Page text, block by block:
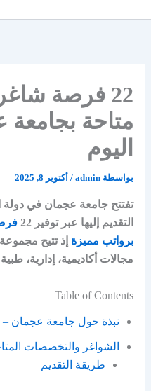
22 فرصة
متاحة
اليوم
بواسطة admin
/ أكتوبر 8, 2025
تفتتح جامعة عجمان في دولة
التقديم إليها عبر توفير 22
برواتب مميزة إذ تتيح
مجالات أكاديمية، إدارية،
Table of Contents
نبذة حول جامعة عجمان –
الشواغر والتخصصات
طريقة التقديم